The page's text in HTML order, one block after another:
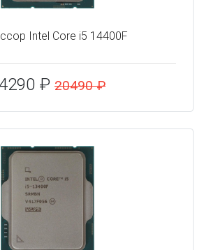
Intel Core i5 14400F
₽ 20490 ₽